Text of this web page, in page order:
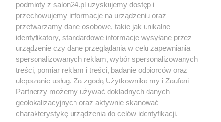
Społeczeństwo
Kultura
X Facebook Instagram Youtube
podmioty z salon24.pl uzyskujemy dostęp i
przechowujemy informacje na urządzeniu oraz
przetwarzamy dane osobowe, takie jak unikalne
identyfikatory, standardowe informacje wysyłane przez
urządzenie czy dane przeglądania w celu zapewniania
spersonalizowanych reklam, wybór spersonalizowanych
treści, pomiar reklam i treści, badanie odbiorców oraz
ulepszanie usług. Za zgodą Użytkownika my i Zaufani
Partnerzy możemy używać dokładnych danych
geolokalizacyjnych oraz aktywnie skanować
charakterystykę urządzenia do celów identyfikacji.